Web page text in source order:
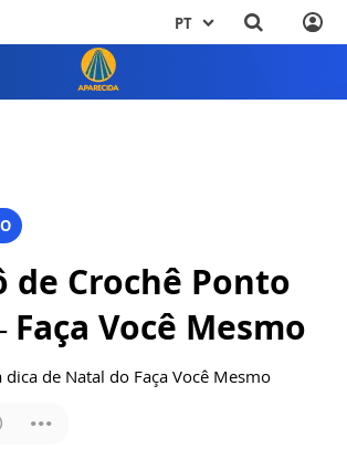
PT
de Crochê Ponto
Faça Você Mesmo
de Natal do Faça Você Mesmo